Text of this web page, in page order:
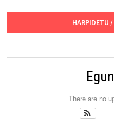
HARPIDETU
There are no